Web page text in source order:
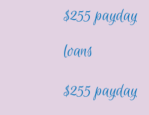
$255 payday
loans
$255 payday